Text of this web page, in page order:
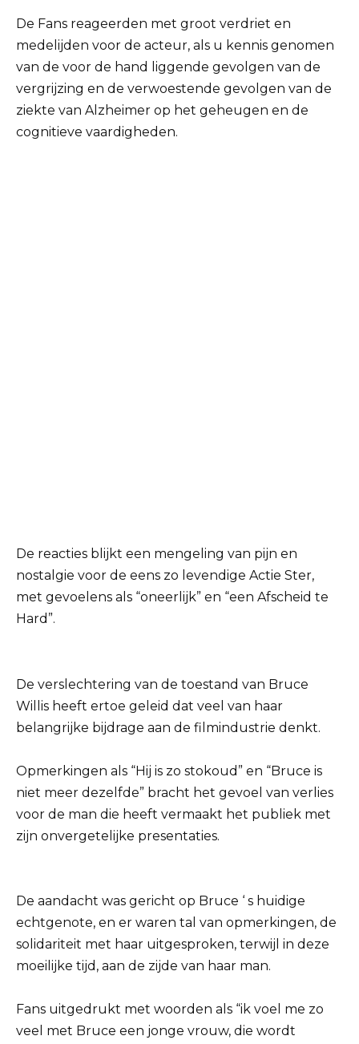
De Fans reageerden met groot verdriet en
medelijden voor de acteur, als u kennis genomen
van de voor de hand liggende gevolgen van de
vergrijzing en de verwoestende gevolgen van de
ziekte van Alzheimer op het geheugen en de
cognitieve vaardigheden.
De reacties blijkt een mengeling van pijn en
nostalgie voor de eens zo levendige Actie Ster,
met gevoelens als “oneerlijk” en “een Afscheid te
Hard”.
De verslechtering van de toestand van Bruce
Willis heeft ertoe geleid dat veel van haar
belangrijke bijdrage aan de filmindustrie denkt.
Opmerkingen als “Hij is zo stokoud” en “Bruce is
niet meer dezelfde” bracht het gevoel van verlies
voor de man die heeft vermaakt het publiek met
zijn onvergetelijke presentaties.
De aandacht was gericht op Bruce ‘ s huidige
echtgenote, en er waren tal van opmerkingen, de
solidariteit met haar uitgesproken, terwijl in deze
moeilijke tijd, aan de zijde van haar man.
Fans uitgedrukt met woorden als “ik voel me zo
veel met Bruce een jonge vrouw, die wordt